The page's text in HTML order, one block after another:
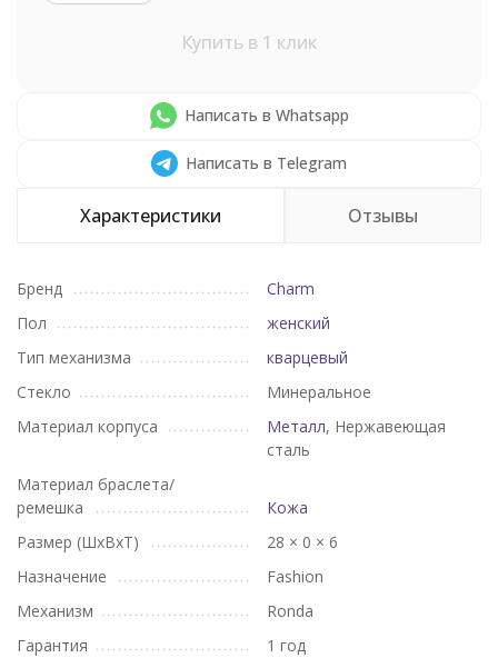
Купить в 1 клик
Написать в Whatsapp
Написать в Telegram
Характеристики Отзывы
Бренд
Charm
Пол
женский
Тип механизма
кварцевый
Стекло
Минеральное
Материал корпуса
Металл, Нержавеющая
сталь
Материал браслета/
ремешка
Кожа
Размер (ШхВхТ)
28 × 0 × 6
Назначение
Fashion
Механизм
Ronda
Гарантия
1 год